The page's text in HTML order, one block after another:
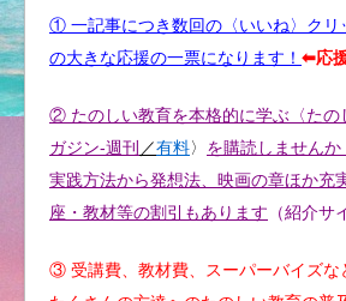
① 一記事につき数回の〈いいね〉クリ
の大きな応援の一票になります！ ⬅︎応
② たのしい教育を本格的に学ぶ〈たの
ガジン-週刊 ／有料〉 を購読しません
実践方法から発想法、映画の章ほか充
座・教材等の割引もあります （紹介サ
③ 受講費、教材費、スーパーバイズな